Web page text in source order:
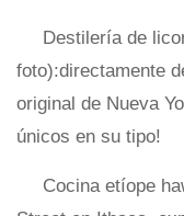
Destilería de
foto):directamente
original de Nueva
únicos en su tipo!
Cocina etíope